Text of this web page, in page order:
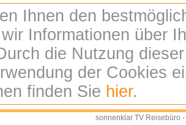
Ihnen den
Informationen über
die Nutzung
der Cookies
finden Sie hier.
sonnenklar TV Reisebüro